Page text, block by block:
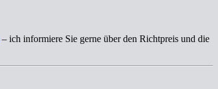
– ich informiere Sie gerne über den Richtpreis und die